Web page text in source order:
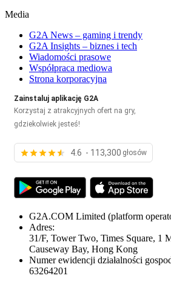
Media
G2A News – gaming i trendy
G2A Insights – biznes i tech
Wiadomości prasowe
Współpraca mediowa
Strona korporacyjna
Zainstaluj aplikację G2A
Korzystaj z atrakcyjnych ofert na gry,
gdziekolwiek jesteś!
4.6 - 113,300 głosów
G2A.COM Limited (platform
Adres:
31/F, Tower Two, Times Square, 1
Causeway Bay, Hong Kong
Numer ewidencji działalności
63264201